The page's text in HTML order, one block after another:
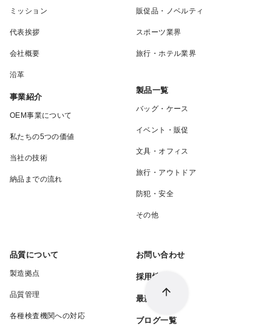
ミッション
代表挨拶
会社概要
沿革
事業紹介
OEM事業について
私たちの5つの価値
当社の技術
納品までの流れ
販促品・ノベルティ
スポーツ業界
旅行・ホテル業界
製品一覧
バッグ・ケース
イベント・販促
文具・オフィス
旅行・アウトドア
防犯・安全
その他
品質について
製造拠点
品質管理
各種検査機関への対応
お問い合わせ
採用情報
最新情報一覧
ブログ一覧